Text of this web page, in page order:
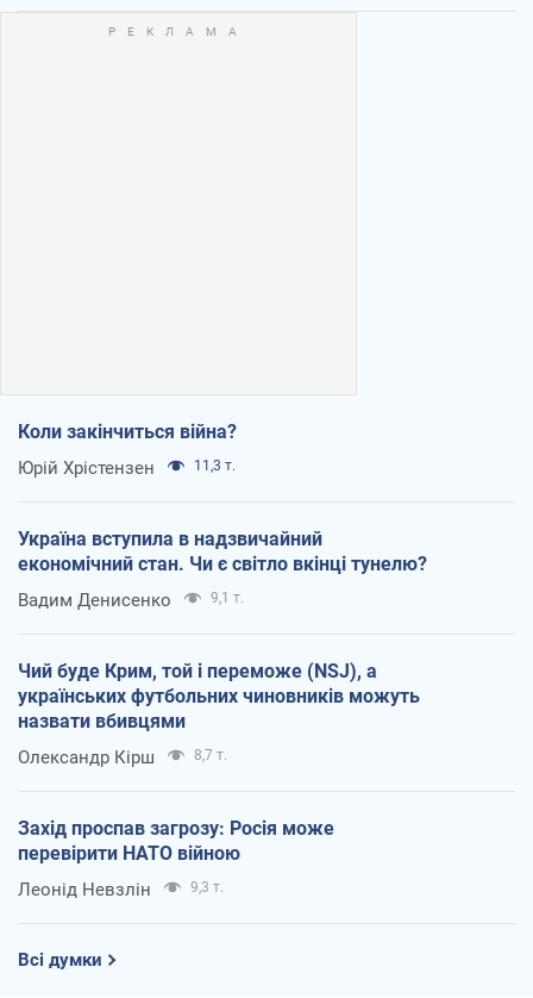
Коли закінчиться війна?
Юрій Хрістензен 11,3 т.
Україна вступила в надзвичайний
економічний стан. Чи є світло вкінці тунелю?
Вадим Денисенко 9,1 т.
Чий буде Крим, той і переможе (NSJ), а
українських футбольних чиновників можуть
назвати вбивцями
Олександр Кірш 8,7 т.
Захід проспав загрозу: Росія може
перевірити НАТО війною
Леонід Невзлін 9,3 т.
Всі думки